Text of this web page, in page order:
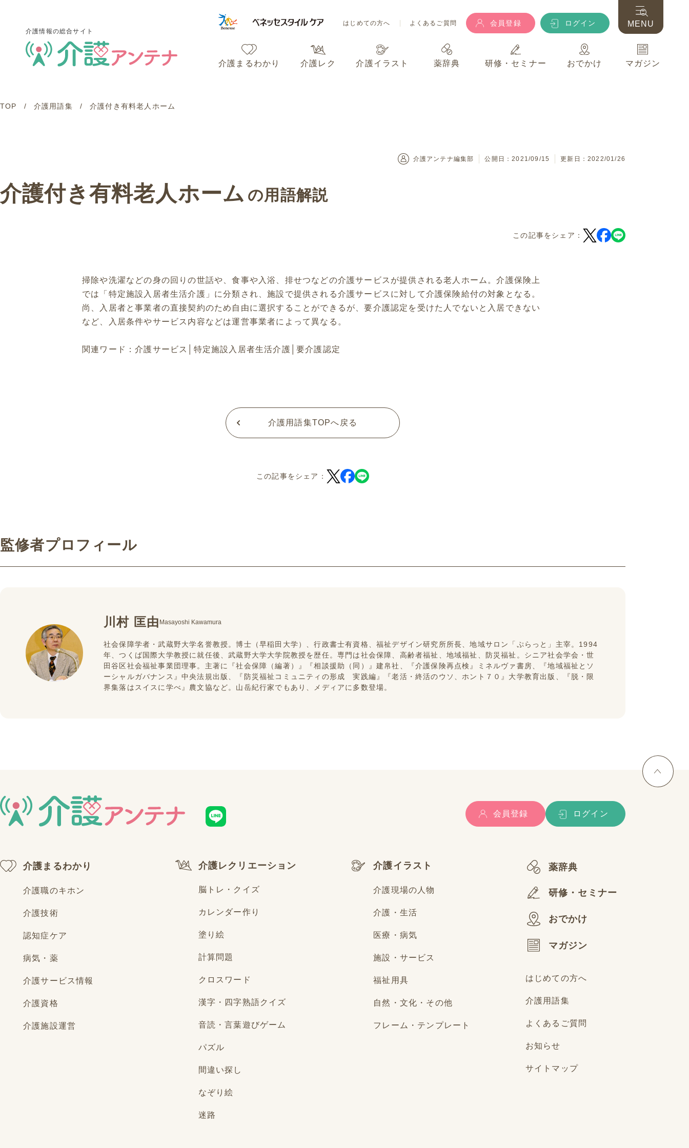
介護情報の総合サイト
はじめての方へ よくあるご質問 会員登録 ログイン
介護まるわかり 介護レク 介護イラスト 薬辞典 研修・セミナー おでかけ マガジン
MENU
介護情報の総合サイト
TOP 介護用語集 介護付き有料老人ホーム
介護アンテナ編集部 公開日：2021/09/15 更新日：2022/01/26
介護付き有料老人ホーム の用語解説
この記事をシェア：
掃除や洗濯などの身の回りの世話や、食事や入浴、排せつなどの介護サービスが提供される老人ホーム。介護保険上
では「特定施設入居者生活介護」に分類され、施設で提供される介護サービスに対して介護保険給付の対象となる。
尚、入居者と事業者の直接契約のため自由に選択することができるが、要介護認定を受けた人でないと入居できない
など、入居条件やサービス内容などは運営事業者によって異なる。
関連ワード：介護サービス 特定施設入居者生活介護 │要介護認定
介護用語集TOPへ戻る
この記事をシェア：
監修者プロフィール
川村 匡由 Masayoshi Kawamura
社会保障学者・武蔵野大学名誉教授。博士（早稲田大学）、行政書士有資格、福祉デザイン研究所所長、地域サロン「ぷらっと」主宰。1994
年、つくば国際大学教授に就任後、武蔵野大学大学院教授を歴任。専門は社会保障、高齢者福祉、地域福祉、防災福祉。シニア社会学会・世
田谷区社会福祉事業団理事。主著に『社会保障（編著）』『相談援助（同）』建帛社、『介護保険再点検』ミネルヴァ書房、『地域福祉とソ
ーシャルガバナンス』中央法規出版、『防災福祉コミュニティの形成 実践編』『老活・終活のウソ、ホント７０』大学教育出版、『脱・限
界集落はスイスに学べ』農文協など。山岳紀行家でもあり、メディアに多数登場。
会員登録 ログイン
介護まるわかり
介護職のキホン
介護技術
認知症ケア
病気・薬
介護サービス情報
介護資格
介護施設運営
介護レクリエーション
脳トレ・クイズ
カレンダー作り
塗り絵
計算問題
クロスワード
漢字・四字熟語クイズ
音読・言葉遊びゲーム
パズル
間違い探し
なぞり絵
迷路
介護イラスト
介護現場の人物
介護・生活
医療・病気
施設・サービス
福祉用具
自然・文化・その他
フレーム・テンプレート
薬辞典
研修・セミナー
おでかけ
マガジン
はじめての方へ
介護用語集
よくあるご質問
お知らせ
サイトマップ